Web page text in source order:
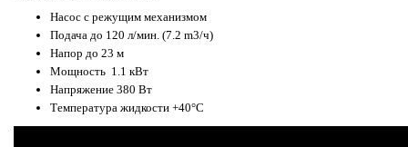
Насос с режущим механизмом
Подача до 120 л/мин. (7.2 m3/ч)
Напор до 23 м
Мощность 1.1 кВт
Напряжение 380 Вт
Температура жидкости +40°C